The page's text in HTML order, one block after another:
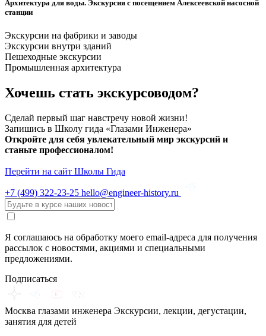
Архитектура для воды. Экскурсия с посещением Алексеевской насосной
станции
Экскурсии на фабрики и заводы
Экскурсии внутри зданий
Пешеходные экскурсии
Промышленная архитектура
Хочешь стать экскурсоводом?
Сделай первый шаг навстречу новой жизни!
Запишись в Школу гида «Глазами Инженера»
Откройте для себя увлекательный мир экскурсий и
станьте профессионалом!
Перейти на сайт Школы Гида
+7 (499) 322-23-25 hello@engineer-history.ru
Я соглашаюсь на обработку моего email-адреса для получения
рассылок с новостями, акциями и специальными
предложениями.
Подписаться
Москва глазами инженера Экскурсии, лекции, дегустации,
занятия для детей